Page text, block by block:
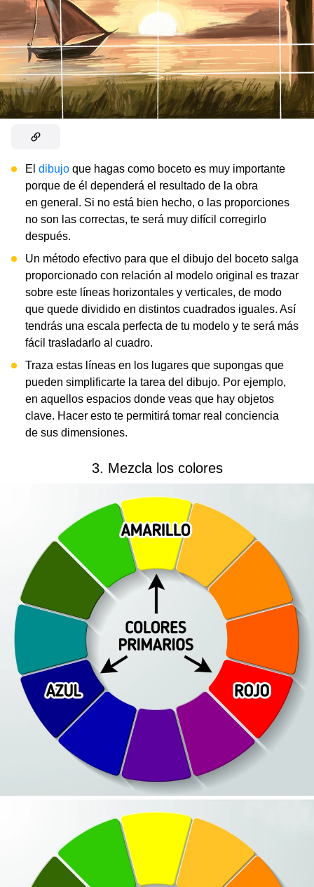
El dibujo que hagas como boceto es muy importante
porque de él dependerá el resultado de la obra
en general. Si no está bien hecho, o las proporciones
no son las correctas, te será muy difícil corregirlo
después.
Un método efectivo para que el dibujo del boceto salga
proporcionado con relación al modelo original es trazar
sobre este líneas horizontales y verticales, de modo
que quede dividido en distintos cuadrados iguales. Así
tendrás una escala perfecta de tu modelo y te será más
fácil trasladarlo al cuadro.
Traza estas líneas en los lugares que supongas que
pueden simplificarte la tarea del dibujo. Por ejemplo,
en aquellos espacios donde veas que hay objetos
clave. Hacer esto te permitirá tomar real conciencia
de sus dimensiones.
3. Mezcla los colores